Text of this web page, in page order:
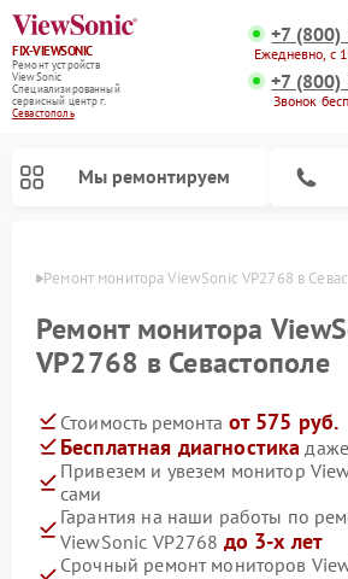
FIX-VIEWSONIC
Ремонт устройств
ViewSonic
Специализированный
cервисный центр г.
Севастополь
+7
Ежедневно, с
+7
Звонок
Мы ремонтируем
Ремонт монитора ViewSonic VP2768 в
Ремонт монитора
VP2768 в Севастополе
Стоимость ремонта от 575 руб.
Бесплатная диагностика
Привезем и увезем монитор
сами
Гарантия на наши работы по
ViewSonic VP2768 до 3-х лет
Срочный ремонт мониторов